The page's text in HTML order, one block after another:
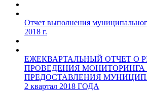
Отчет выполнения
2018 г.
ЕЖЕКВАРТАЛЬНЫЙ ОТЧЕТ О
ПРОВЕДЕНИЯ МОНИТОРИНГА
ПРЕДОСТАВЛЕНИЯ
2 квартал 2018 ГОДА